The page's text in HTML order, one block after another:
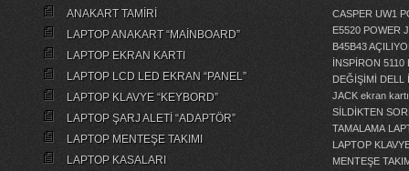
ANAKART TAMİRİ
LAPTOP ANAKART “MAİNBOARD”
LAPTOP EKRAN KARTI
LAPTOP LCD LED EKRAN “PANEL”
LAPTOP KLAVYE “KEYBORD”
LAPTOP ŞARJ ALETİ “ADAPTÖR”
LAPTOP MENTEŞE TAKIMI
LAPTOP KASALARI
CASPER UW1
E5520 POWER
B45B43
İNSPİRON
DEĞİŞİMİ
DELL
JACK ekran
SİLDİKTEN
TAMALAMA
LAPTOP
MENTEŞE